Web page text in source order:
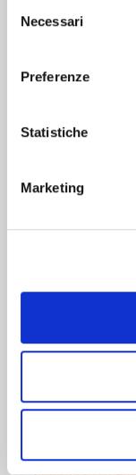
delNecessari
Preferenze
Statistiche
Marketing